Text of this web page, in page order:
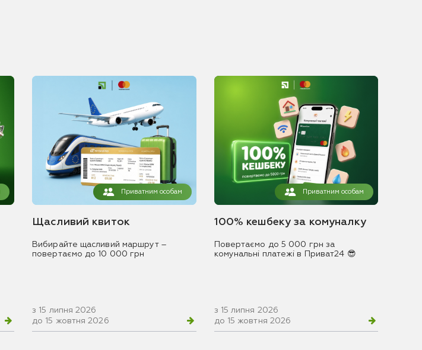
Приватним особам
Щасливий квиток
Вибирайте щасливий маршрут –
повертаємо до 10 000 грн
з 15 липня 2026
до 15 жовтня 2026
Приватним особам
100% кешбеку за комуналку
Повертаємо до 5 000 грн за
комунальні платежі в Приват24 😎
з 15 липня 2026
до 15 жовтня 2026